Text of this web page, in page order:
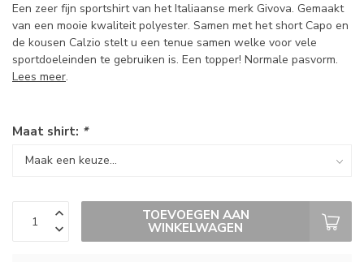
Een zeer fijn sportshirt van het Italiaanse merk Givova. Gemaakt
van een mooie kwaliteit polyester. Samen met het short Capo en
de kousen Calzio stelt u een tenue samen welke voor vele
sportdoeleinden te gebruiken is. Een topper! Normale pasvorm.
Lees meer.
Maat shirt: *
TOEVOEGEN AAN
WINKELWAGEN